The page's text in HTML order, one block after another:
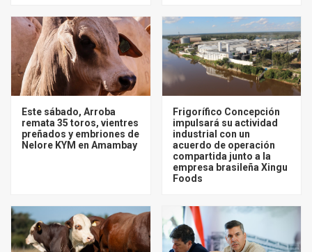
Este sábado, Arroba
remata 35 toros, vientres
preñados y embriones de
Nelore KYM en Amambay
Frigorífico Concepción
impulsará su actividad
industrial con un
acuerdo de operación
compartida junto a la
empresa brasileña Xingu
Foods